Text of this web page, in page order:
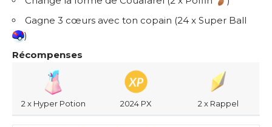
Gagne 3 cœurs avec ton copain (24 x Super Ball
)
Récompenses
2 x Hyper Potion 2024 PX 2 x Rappel